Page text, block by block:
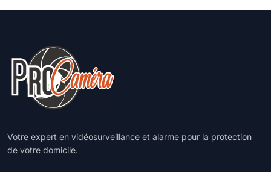
Votre expert en vidéosurveillance et alarme pour la protection
de votre domicile.